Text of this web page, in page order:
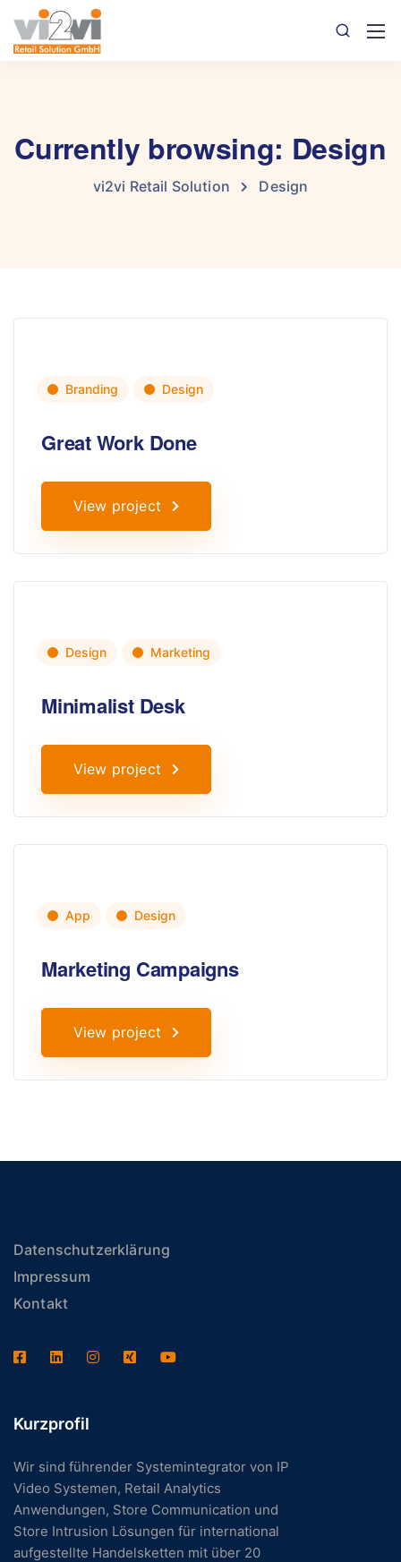
Currently browsing: Design
vi2vi Retail Solution Design
Branding Design
Great Work Done
View project
Design Marketing
Minimalist Desk
View project
App Design
Marketing Campaigns
View project
Datenschutzerklärung
Impressum
Kontakt
Kurzprofil
Wir sind führender Systemintegrator von IP
Video Systemen, Retail Analytics
Anwendungen, Store Communication und
Store Intrusion Lösungen für international
aufgestellte Handelsketten mit über 20